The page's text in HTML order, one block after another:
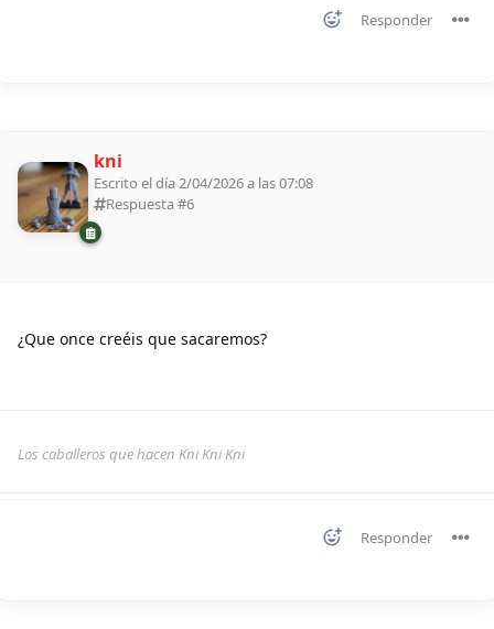
Responder
kni
Escrito el día 2/04/2026 a las 07:08
Respuesta #6
¿Que once creéis que sacaremos?
Los caballeros que hacen Kni Kni Kni
Responder